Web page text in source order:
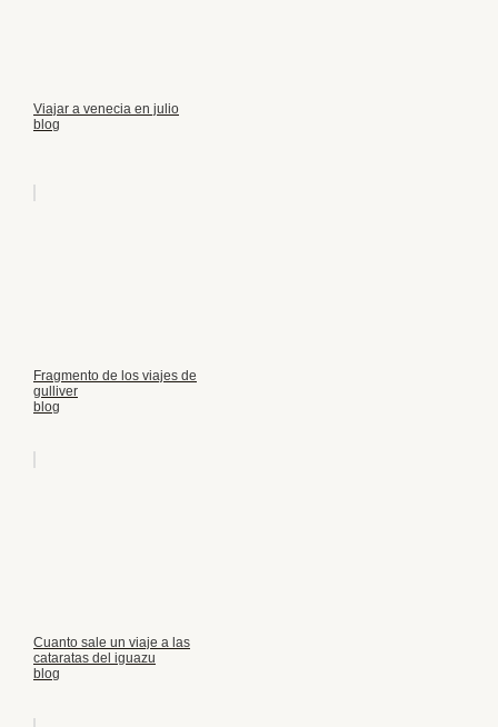
Viajar a venecia en julio
blog
Fragmento de los viajes de
gulliver
blog
Cuanto sale un viaje a las
cataratas del iguazu
blog